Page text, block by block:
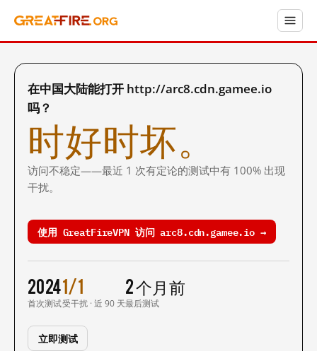
在中国大陆能打开 http://arc8.cdn.gamee.io
吗？
时好时坏。
访问不稳定——最近 1 次有定论的测试中有 100% 出现
干扰。
使用 GreatFireVPN 访问 arc8.cdn.gamee.io →
2024
首次测试
1/1
受干扰 · 近 90 天
2 个月前
最后测试
立即测试